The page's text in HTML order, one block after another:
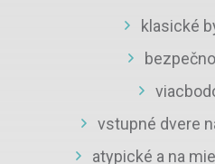
klasické
vstupné dvere
atypické a na